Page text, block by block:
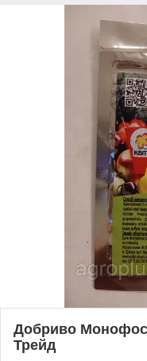
Добриво
Трейд